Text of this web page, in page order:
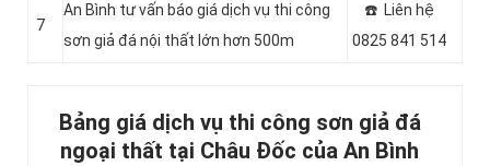
7
An Bình tư vấn báo giá dịch vụ thi công
sơn giả đá nội thất lớn hơn 500m
☎️ Liên hệ
0825 841 514
Bảng giá dịch vụ thi công sơn giả đá
ngoại thất tại Châu Đốc của An Bình